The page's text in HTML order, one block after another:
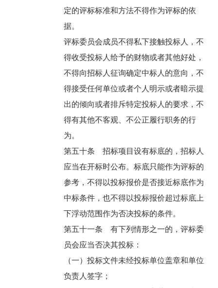
定的评标标准和方法不得作为评标的依
据。
评标委员会成员不得私下接触投标人，不
得收受投标人给予的财物或者其他好处，
不得向招标人征询确定中标人的意向，不
得接受任何单位或者个人明示或者暗示提
出的倾向或者排斥特定投标人的要求，不
得有其他不客观、不公正履行职务的行
为。
第五十条 招标项目设有标底的，招标人
应当在开标时公布。标底只能作为评标的
参考，不得以投标报价是否接近标底作为
中标条件，也不得以投标报价超过标底上
下浮动范围作为否决投标的条件。
第五十一条 有下列情形之一的，评标委
员会应当否决其投标：
（一）投标文件未经投标单位盖章和单位
负责人签字；